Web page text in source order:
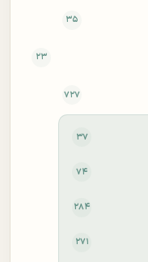
۳۵
۲۳
۷۲۷
۳۷
۷۴
۲۸۴
۲۷۱